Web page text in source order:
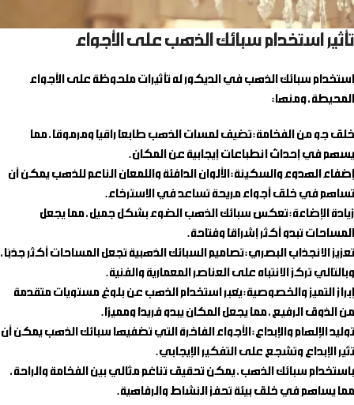
تأثير استخدام سبائك الذهب على الأجواء
استخدام سبائك الذهب في الديكور له تأثيرات ملحوظة على الأجواء
المحيطة، ومنها:
خلق جو من الفخامة: تضيف لمسات الذهب طابعًا راقيًا ومرموقًا، مما
يسهم في إحداث انطباعات إيجابية عن المكان.
إضفاء الهدوء والسكينة: الألوان الدافئة واللمعان الناعم للذهب يمكن أن
تساهم في خلق أجواء مريحة تساعد في الاسترخاء.
زيادة الإضاءة: تعكس سبائك الذهب الضوء بشكل جميل، مما يجعل
المساحات تبدو أكثر إشراقًا وفتاحة.
تعزيز الانجذاب البصري: تصاميم السبائك الذهبية تجعل المساحات أكثر جذبًا،
وبالتالي تركز الانتباه على العناصر المعمارية والفنية.
إبراز التميز والخصوصية: يُعبر استخدام الذهب عن بلوغ مستويات متقدمة
من الذوق الرفيع، مما يجعل المكان يبدو فريدًا ومميزًا.
توليد الإلهام والإبداع: الأجواء الفاخرة التي تضفيها سبائك الذهب يمكن أن
تثير الإبداع وتشجع على التفكير الإيجابي.
باستخدام سبائك الذهب، يمكن تحقيق تناغم مثالي بين الفخامة والراحة،
مما يساهم في خلق بيئة تحفز النشاط والرفاهية.